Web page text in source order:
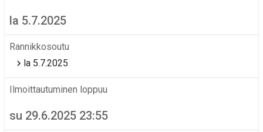
la 5.7.2025
Rannikkosoutu
la 5.7.2025
Ilmoittautuminen loppuu
su 29.6.2025 23:55